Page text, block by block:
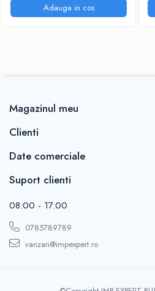
Adauga in cos
Magazinul meu
Clienti
Date comerciale
Suport clienti
08:00 - 17.00
0785789789
vanzari@impexpert.ro